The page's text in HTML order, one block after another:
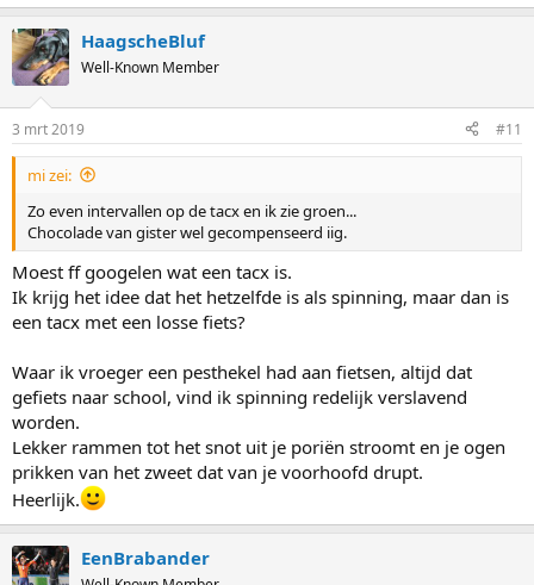
HaagscheBluf
Well-Known Member
3 mrt 2019 #11
mi zei:
Zo even intervallen op de tacx en ik zie groen...
Chocolade van gister wel gecompenseerd iig.
Moest ff googelen wat een tacx is.
Ik krijg het idee dat het hetzelfde is als spinning, maar dan is
een tacx met een losse fiets?
Waar ik vroeger een pesthekel had aan fietsen, altijd dat
gefiets naar school, vind ik spinning redelijk verslavend
worden.
Lekker rammen tot het snot uit je poriën stroomt en je ogen
prikken van het zweet dat van je voorhoofd drupt.
Heerlijk.
EenBrabander